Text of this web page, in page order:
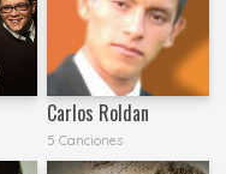
Carlos Roldan
5 Canciones